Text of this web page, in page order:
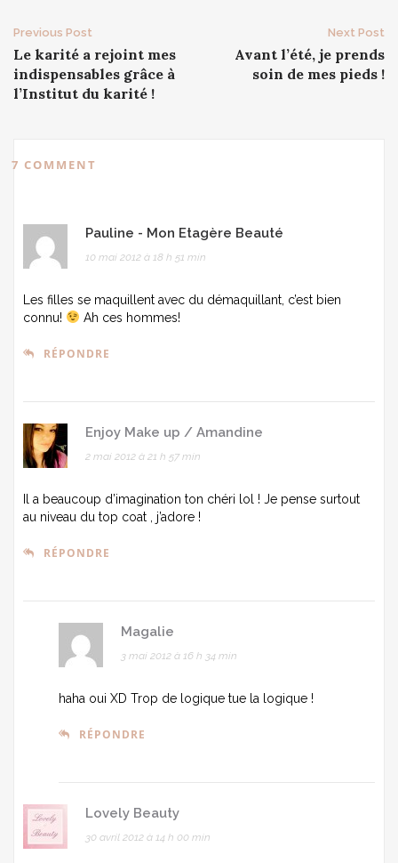
Post
navigation
Previous Post
Le karité a rejoint mes
indispensables grâce à
l’Institut du karité !
Next Post
Avant l’été, je prends
soin de mes pieds !
7 COMMENT
Pauline - Mon Etagère Beauté
10 mai 2012 à 18 h 51 min
Les filles se maquillent avec du démaquillant, c’est bien
connu!
Ah ces hommes!
RÉPONDRE
Enjoy Make up / Amandine
2 mai 2012 à 21 h 57 min
Il a beaucoup d’imagination ton chéri lol ! Je pense surtout
au niveau du top coat , j’adore !
RÉPONDRE
Magalie
3 mai 2012 à 16 h 34 min
haha oui XD Trop de logique tue la logique !
RÉPONDRE
Lovely Beauty
30 avril 2012 à 14 h 00 min